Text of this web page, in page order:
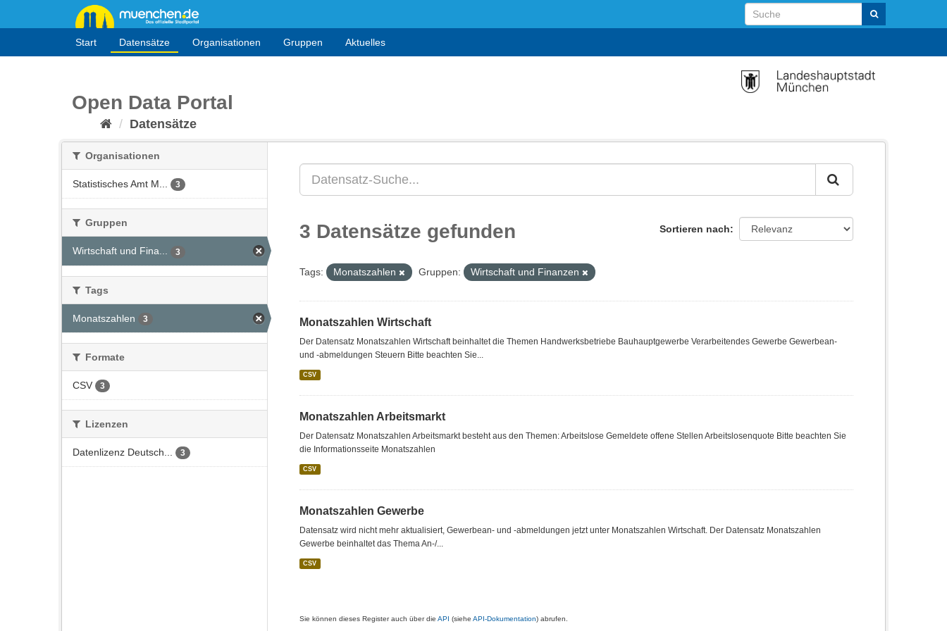
Start Datensätze Organisationen Gruppen Aktuelles
Open Data Portal
Datensätze
Organisationen
Statistisches Amt M... 3
Gruppen
Wirtschaft und Fina... 3
Tags
Monatszahlen 3
Formate
CSV 3
Lizenzen
Datenlizenz Deutsch... 3
Sortieren nach
3 Datensätze gefunden
Tags: Monatszahlen Gruppen: Wirtschaft und Finanzen
Monatszahlen Wirtschaft
Der Datensatz Monatszahlen Wirtschaft beinhaltet die Themen Handwerksbetriebe Bauhauptgewerbe Verarbeitendes Gewerbe Gewerbean-
und -abmeldungen Steuern Bitte beachten Sie...
CSV
Monatszahlen Arbeitsmarkt
Der Datensatz Monatszahlen Arbeitsmarkt besteht aus den Themen: Arbeitslose Gemeldete offene Stellen Arbeitslosenquote Bitte beachten Sie
die Informationsseite Monatszahlen
CSV
Monatszahlen Gewerbe
Datensatz wird nicht mehr aktualisiert, Gewerbean- und -abmeldungen jetzt unter Monatszahlen Wirtschaft. Der Datensatz Monatszahlen
Gewerbe beinhaltet das Thema An-/...
CSV
Sie können dieses Register auch über die API (siehe API-Dokumentation) abrufen.